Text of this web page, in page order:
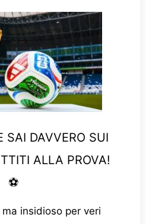
SAI DAVVERO SUI
ALLA PROVA!
⚽
insidioso per veri